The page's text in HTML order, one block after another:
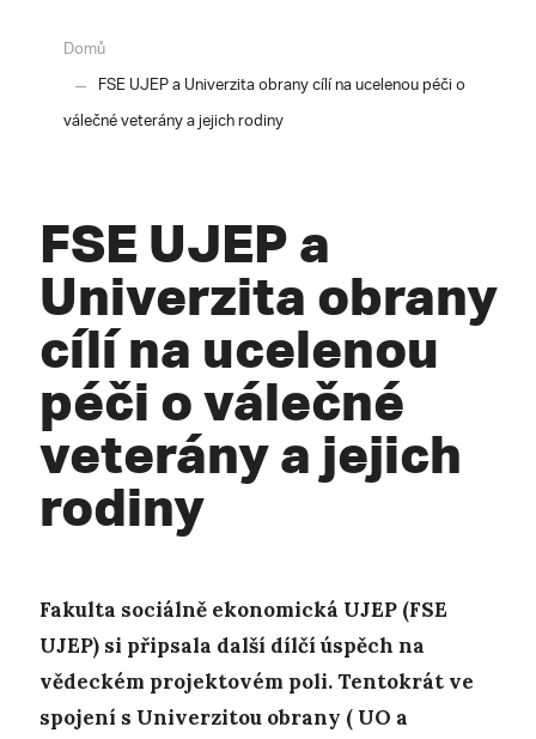
Domů
FSE UJEP a Univerzita obrany cílí na ucelenou péči o
válečné veterány a jejich rodiny
FSE UJEP a
Univerzita obrany
cílí na ucelenou
péči o válečné
veterány a jejich
rodiny
Fakulta sociálně ekonomická UJEP (FSE
UJEP) si připsala další dílčí úspěch na
vědeckém projektovém poli. Tentokrát ve
spojení s Univerzitou obrany ( UO a